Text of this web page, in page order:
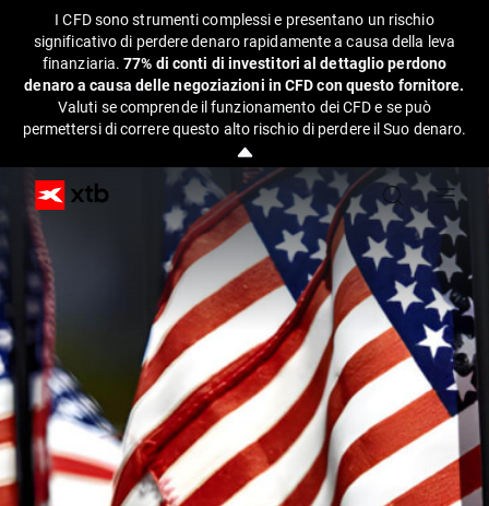
I CFD sono strumenti complessi e presentano un rischio
significativo di perdere denaro rapidamente a causa della leva
finanziaria.77% di conti di investitori al dettaglio perdono
denaro a causa delle negoziazioni in CFD con questo fornitore.
Valuti se comprende il funzionamento dei CFD e se può
permettersi di correre questo alto rischio di perdere il Suo denaro.